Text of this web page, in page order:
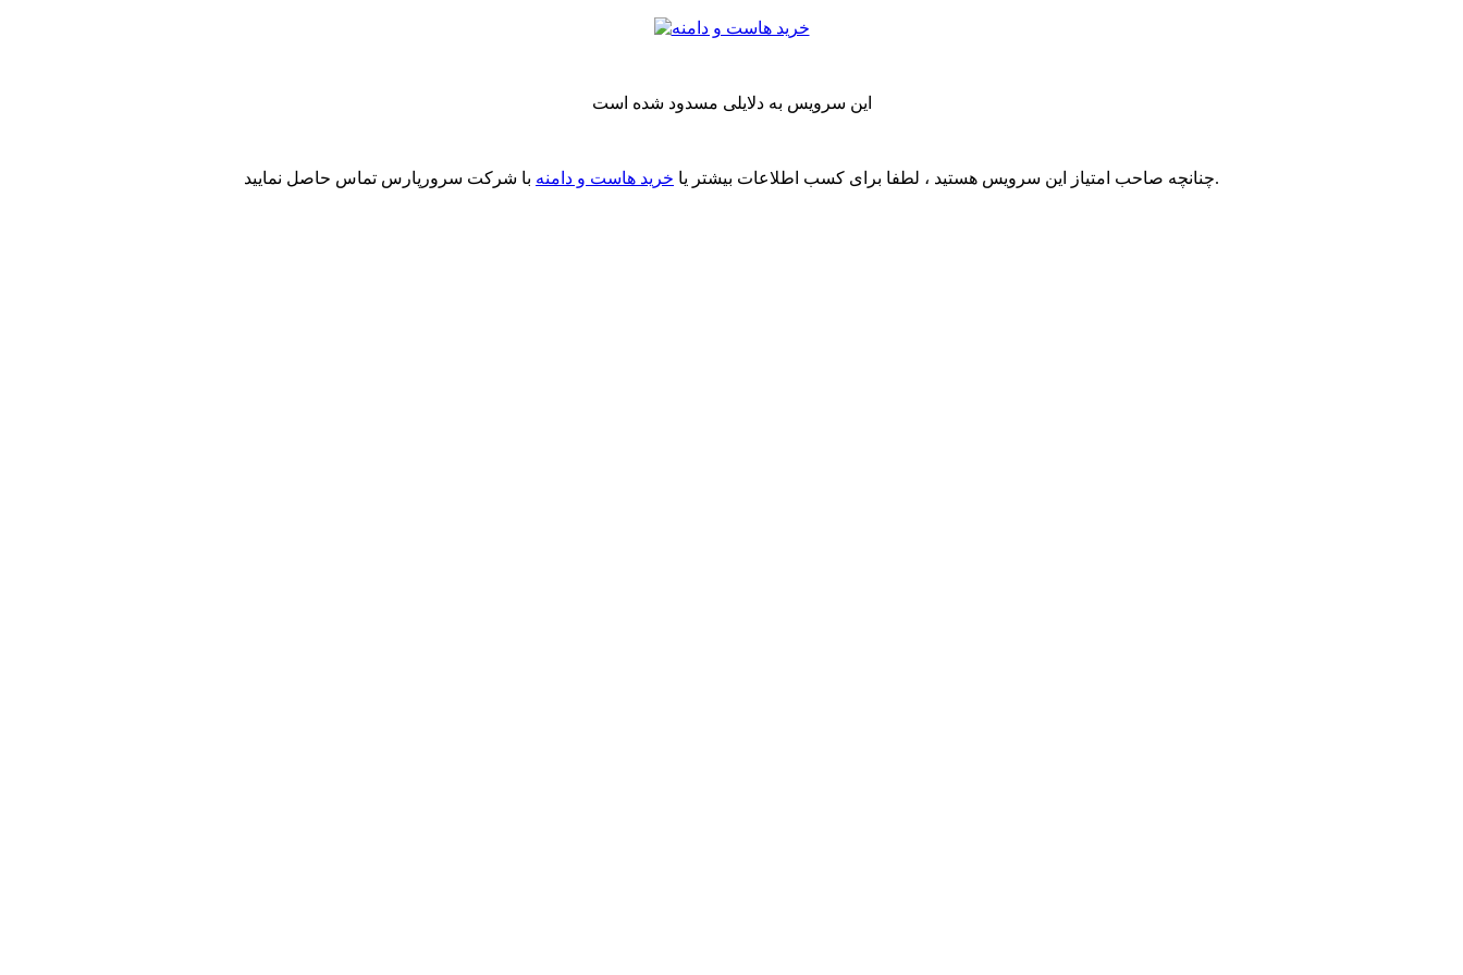
این سرویس به دلایلی مسدود شده است
چنانچه صاحب امتیاز این سرویس هستید ، لطفا برای کسب اطلاعات بیشتر یا خرید هاست و دامنه با شرکت سرورپارس تماس حاصل نمایید.